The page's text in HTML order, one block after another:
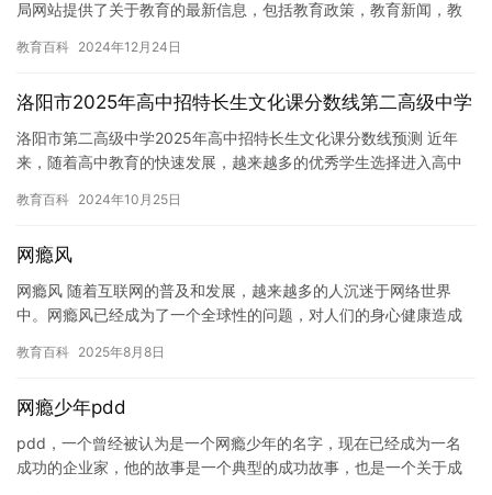
局网站提供了关于教育的最新信息，包括教育政策，教育新闻，教
学习…
教育百科 2024年12月24日
洛阳市2025年高中招特长生文化课分数线第二高级中学
洛阳市第二高级中学2025年高中招特长生文化课分数线预测 近年
来，随着高中教育的快速发展，越来越多的优秀学生选择进入高中
引…
教育百科 2024年10月25日
网瘾风
网瘾风 随着互联网的普及和发展，越来越多的人沉迷于网络世界
中。网瘾风已经成为了一个全球性的问题，对人们的身心健康造成
惫，…
教育百科 2025年8月8日
网瘾少年pdd
pdd，一个曾经被认为是一个网瘾少年的名字，现在已经成为一名
成功的企业家，他的故事是一个典型的成功故事，也是一个关于成